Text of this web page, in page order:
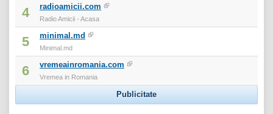
4 radioamicii.com
Radio Amicii - Acasa
5 minimal.md
Minimal.md
6 vremeainromania.com
Vremea in Romania
Publicitate